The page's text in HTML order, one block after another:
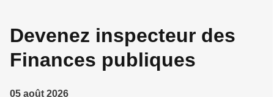
Devenez inspecteur des
Finances publiques
05 août 2026